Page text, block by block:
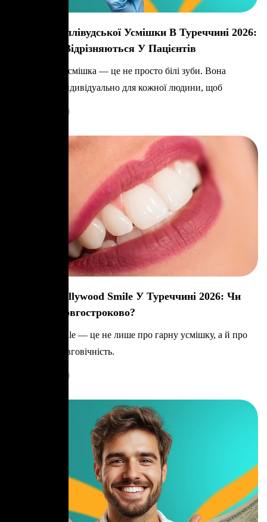
Вартість Голлівудської Усмішки В Туреччині 2026:
Чому Ціни Відрізняються У Пацієнтів
Голлівудська усмішка — це не просто білі зуби. Вона
створюється індивідуально для кожної людини, щоб
Вартість Hollywood Smile У Туреччині 2026: Чи
Варто Це Довгостроково?
Hollywood Smile — це не лише про гарну усмішку, а й про
комфорт та довговічність.